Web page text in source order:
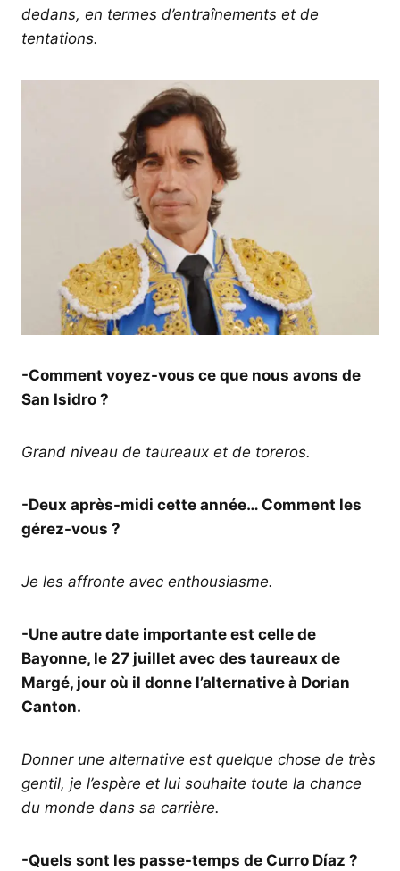
dedans, en termes d’entraînements et de
tentations.
-Comment voyez-vous ce que nous avons de
San Isidro ?
Grand niveau de taureaux et de toreros.
-Deux après-midi cette année… Comment les
gérez-vous ?
Je les affronte avec enthousiasme.
-Une autre date importante est celle de
Bayonne, le 27 juillet avec des taureaux de
Margé, jour où il donne l’alternative à Dorian
Canton.
Donner une alternative est quelque chose de très
gentil, je l’espère et lui souhaite toute la chance
du monde dans sa carrière.
-Quels sont les passe-temps de Curro Díaz ?